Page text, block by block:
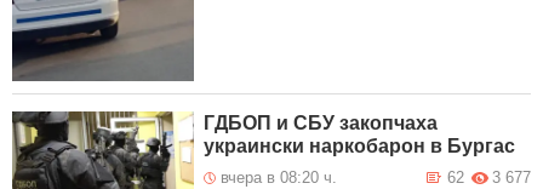
ГДБОП и СБУ закопчаха
украински наркобарон в Бургас
вчера в 08:20 ч. 3 677
62